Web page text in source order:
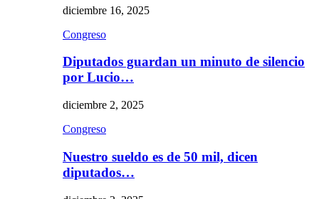
diciembre 16, 2025
Congreso
Diputados guardan un minuto de silencio
por Lucio…
diciembre 2, 2025
Congreso
Nuestro sueldo es de 50 mil, dicen
diputados…